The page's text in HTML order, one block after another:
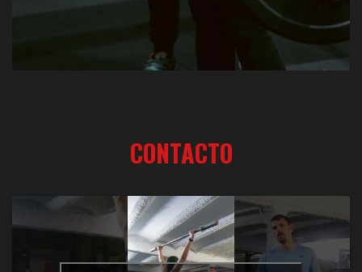
CONTACTO